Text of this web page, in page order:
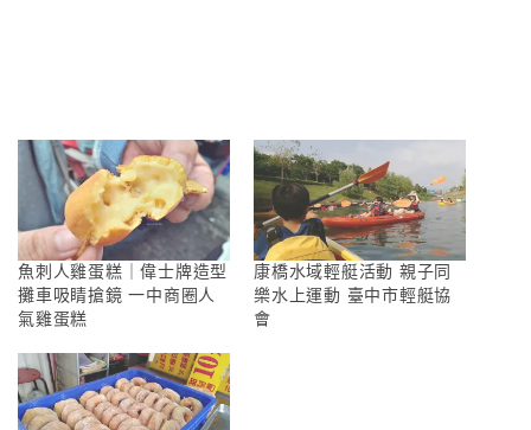
魚刺人雞蛋糕｜偉士牌造型
攤車吸睛搶鏡 一中商圈人
氣雞蛋糕
康橋水域輕艇活動 親子同
樂水上運動 臺中市輕艇協
會